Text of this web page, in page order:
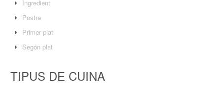
Ingredient
Postre
Primer plat
Segón plat
TIPUS DE CUINA